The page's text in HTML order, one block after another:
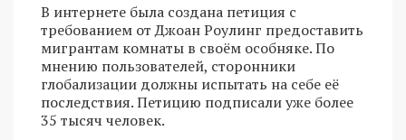
В интернете была создана петиция с
требованием от Джоан Роулинг предоставить
мигрантам комнаты в своём особняке. По
мнению пользователей, сторонники
глобализации должны испытать на себе её
последствия. Петицию подписали уже более
35 тысяч человек.